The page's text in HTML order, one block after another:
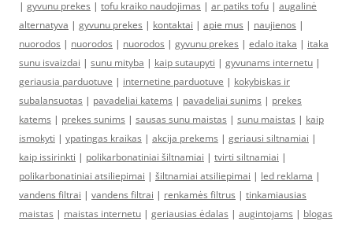
| gyvunu prekes | tofu kraiko naudojimas | ar patiks tofu | augalinė
alternatyva | gyvunu prekes | kontaktai | apie mus | naujienos |
nuorodos | nuorodos | nuorodos | gyvunu prekes | edalo itaka | itaka
sunu isvaizdai | sunu mityba | kaip sutaupyti | gyvunams internetu |
geriausia parduotuve | internetine parduotuve | kokybiskas ir
subalansuotas | pavadeliai katems | pavadeliai sunims | prekes
katems | prekes sunims | sausas sunu maistas | sunu maistas | kaip
ismokyti | ypatingas kraikas | akcija prekems | geriausi siltnamiai |
kaip issirinkti | polikarbonatiniai šiltnamiai | tvirti siltnamiai |
polikarbonatiniai atsiliepimai | šiltnamiai atsiliepimai | led reklama |
vandens filtrai | vandens filtrai | renkamės filtrus | tinkamiausias
maistas | maistas internetu | geriausias ėdalas | augintojams | blogas